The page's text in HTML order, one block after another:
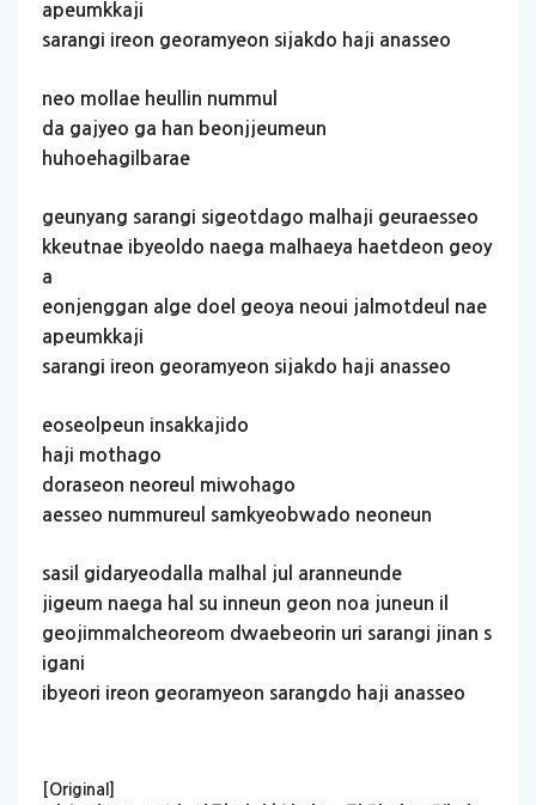
apeumkkaji
sarangi ireon georamyeon sijakdo haji anasseo
neo mollae heullin nummul
da gajyeo ga han beonjjeumeun
huhoehagilbarae
geunyang sarangi sigeotdago malhaji geuraesseo
kkeutnae ibyeoldo naega malhaeya haetdeon geoy
a
eonjenggan alge doel geoya neoui jalmotdeul
nae
apeumkkaji
sarangi ireon georamyeon sijakdo haji anasseo
eoseolpeun insakkajido
haji mothago
doraseon neoreul
miwohago
aesseo nummureul samkyeobwado neoneun
sasil gidaryeodalla malhal jul
aranneunde
jigeum naega hal su inneun geon noa juneun il
geojimmalcheoreom dwaebeorin uri sarangi jinan s
igani
ibyeori ireon georamyeon sarangdo haji anasseo
[Original]